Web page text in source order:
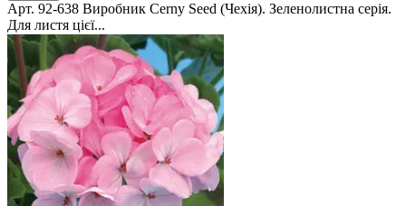
Арт. 92-638 Виробник Cerny Seed (Чехія). Зеленолистна серія.
Для листя цієї...